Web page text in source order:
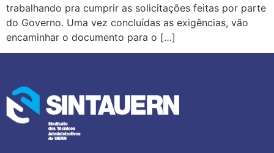
trabalhando pra cumprir as solicitações feitas por parte
do Governo. Uma vez concluídas as exigências, vão
encaminhar o documento para o […]